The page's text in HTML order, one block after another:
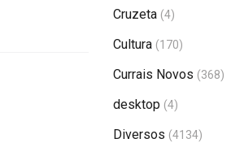
Cruzeta (4)
Cultura (170)
Currais Novos (368)
desktop (4)
Diversos (4134)